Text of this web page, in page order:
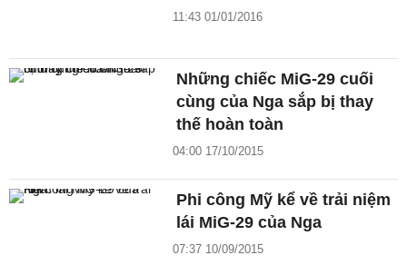
11:43 01/01/2016
Những chiếc MiG-29 cuối
cùng của Nga sắp bị thay
thế hoàn toàn
04:00 17/10/2015
Phi công Mỹ kể về trải niệm
lái MiG-29 của Nga
07:37 10/09/2015